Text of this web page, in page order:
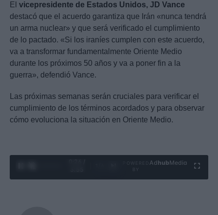
El vicepresidente de Estados Unidos, JD Vance
destacó que el acuerdo garantiza que Irán «nunca tendrá
un arma nuclear» y que será verificado el cumplimiento
de lo pactado. «Si los iraníes cumplen con este acuerdo,
va a transformar fundamentalmente Oriente Medio
durante los próximos 50 años y va a poner fin a la
guerra», defendió Vance.
Las próximas semanas serán cruciales para verificar el
cumplimiento de los términos acordados y para observar
cómo evoluciona la situación en Oriente Medio.
Ad hubMedia